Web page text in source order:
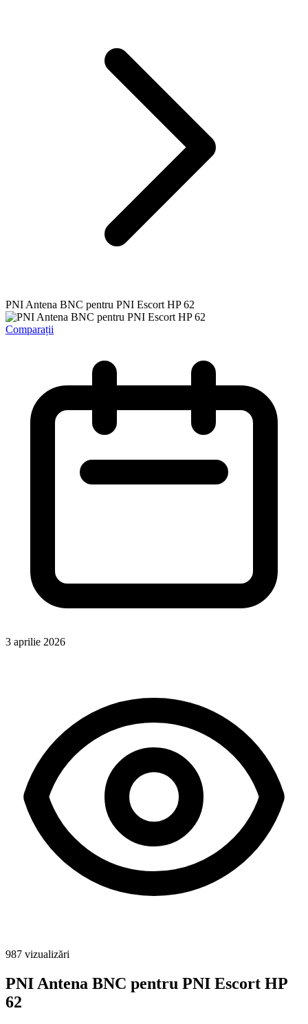
PNI Antena BNC pentru PNI Escort HP 62
Comparații
3 aprilie 2026
987 vizualizări
PNI Antena BNC pentru PNI Escort HP
62